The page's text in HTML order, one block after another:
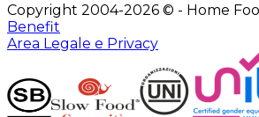
Copyright 2004-2026 © - Home
Benefit
Area Legale e Privacy